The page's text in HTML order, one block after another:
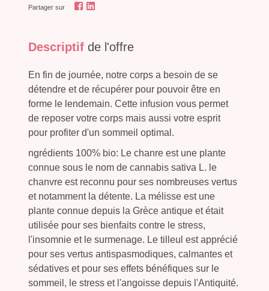
Partager sur
Descriptif de l'offre
En fin de journée, notre corps a besoin de se
détendre et de récupérer pour pouvoir être en
forme le lendemain. Cette infusion vous permet
de reposer votre corps mais aussi votre esprit
pour profiter d'un sommeil optimal.
ngrédients 100% bio: Le chanre est une plante
connue sous le nom de cannabis sativa L. le
chanvre est reconnu pour ses nombreuses vertus
et notamment la détente. La mélisse est une
plante connue depuis la Grèce antique et était
utilisée pour ses bienfaits contre le stress,
l'insomnie et le surmenage. Le tilleul est apprécié
pour ses vertus antispasmodiques, calmantes et
sédatives et pour ses effets bénéfiques sur le
sommeil, le stress et l'angoisse depuis l'Antiquité.